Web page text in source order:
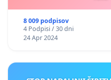
8 009 podpisov
4 Podpisi / 30 dni
24 Apr 2024